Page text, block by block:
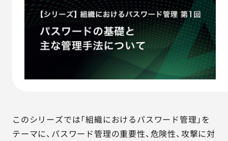
AGESTの強み
セミナー・イベント
会社情報
このシリーズでは「組織におけるパスワード管理」を
テーマに、パスワード管理の重要性、危険性、攻撃に対